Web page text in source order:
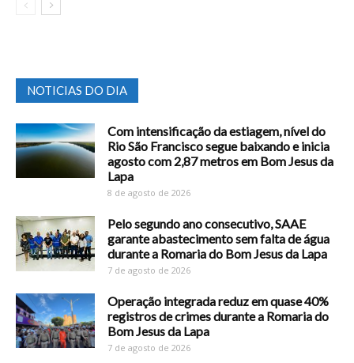
NOTICIAS DO DIA
Com intensificação da estiagem, nível do
Rio São Francisco segue baixando e inicia
agosto com 2,87 metros em Bom Jesus da
Lapa
8 de agosto de 2026
Pelo segundo ano consecutivo, SAAE
garante abastecimento sem falta de água
durante a Romaria do Bom Jesus da Lapa
7 de agosto de 2026
Operação integrada reduz em quase 40%
registros de crimes durante a Romaria do
Bom Jesus da Lapa
7 de agosto de 2026